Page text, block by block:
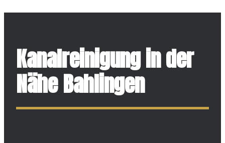
Kanalreinigung in der
Nähe Bahlingen